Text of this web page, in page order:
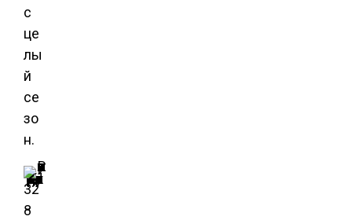
с
це
лы
й
се
зо
н.
Выращивание крыжовника.
Иллюстрация для статьи используется по стандартной лицензии ©ofazende.ru
32
8